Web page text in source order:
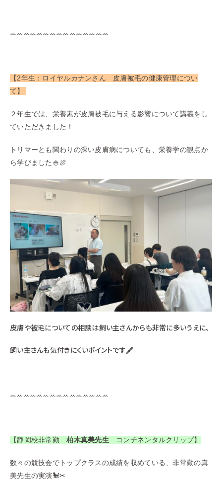
ꕀꕀꕀꕀꕀꕀꕀꕀꕀꕀꕀꕀꕀꕀꕀ
【2年生：ロイヤルカナンさん 皮膚被毛の健康管理につい
て】
２年生では、栄養素が皮膚被毛に与える影響について講義をし
ていただきました！
トリマーとも関わりの深い皮膚病についても、栄養学の観点か
ら学びました🍚🍖
皮膚や被毛についての相談は飼い主さんからも非常に多いうえに、
飼い主さんも気付きにくいポイントです🖋
ꕀꕀꕀꕀꕀꕀꕀꕀꕀꕀꕀꕀꕀꕀꕀ
【静岡校非常勤柏木真美先生コンチネンタルクリップ】
数々の競技会でトップクラスの成績を収めている、非常勤の真
美先生の実演🐩✂